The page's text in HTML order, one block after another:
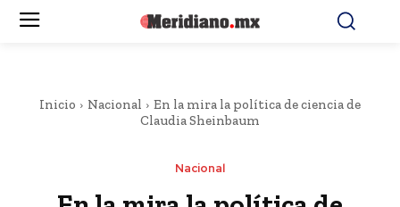
Inicio Nacional
En la mira la política de ciencia de
Claudia Sheinbaum
Nacional